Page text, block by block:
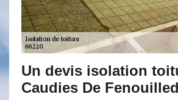
isolation toiture
De Fenouilledes gratuit